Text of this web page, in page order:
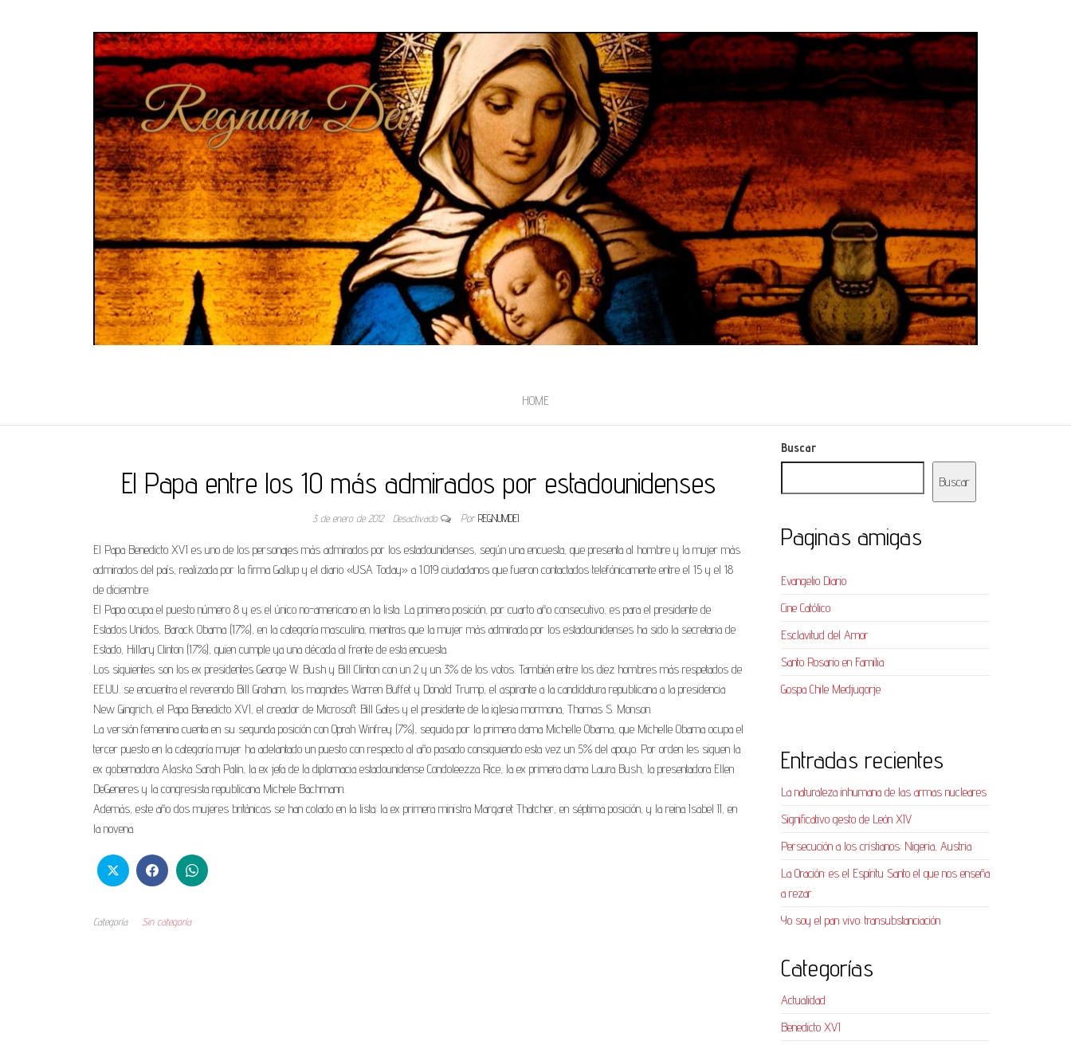
HOME
El Papa entre los 10 más admirados por estadounidenses
3 de enero de 2012 Desactivado Por REGNUMDEI
El Papa Benedicto XVI es uno de los personajes más admirados por los estadounidenses, según una encuesta, que presenta al hombre y la mujer más
admirados del país, realizada por la firma Gallup y el diario «USA Today» a 1.019 ciudadanos que fueron contactados telefónicamente entre el 15 y el 18
de diciembre.
El Papa ocupa el puesto número 8 y es el único no-americano en la lista. La primera posición, por cuarto año consecutivo, es para el presidente de
Estados Unidos, Barack Obama (17%), en la categoría masculina, mientras que la mujer más admirada por los estadounidenses ha sido la secretaria de
Estado, Hillary Clinton (17%), quien cumple ya una década al frente de esta encuesta.
Los siguientes son los ex presidentes George W. Bush y Bill Clinton con un 2 y un 3% de los votos. También entre los diez hombres más respetados de
EE.UU. se encuentra el reverendo Bill Graham, los magnates Warren Buffet y Donald Trump, el aspirante a la candidatura republicana a la presidencia
New Gingrich, el Papa Benedicto XVI, el creador de Microsoft Bill Gates y el presidente de la iglesia mormona, Thomas S. Monson.
La versión femenina cuenta en su segunda posición con Oprah Winfrey (7%), seguida por la primera dama Michelle Obama, que Michelle Obama ocupa el
tercer puesto en la categoría mujer ha adelantado un puesto con respecto al año pasado consiguiendo esta vez un 5% del apoyo. Por orden les siguen la
ex gobernadora Alaska Sarah Palin, la ex jefa de la diplomacia estadounidense Condoleezza Rice, la ex primera dama Laura Bush, la presentadora Ellen
DeGeneres y la congresista republicana Michele Bachmann.
Además, este año dos mujeres británicas se han colado en la lista: la ex primera ministra Margaret Thatcher, en séptima posición, y la reina Isabel II, en
la novena.
Categoría Sin categoría
Buscar
Buscar
Paginas amigas
Evangelio Diario
Cine Católico
Esclavitud del Amor
Santo Rosario en Familia
Gospa Chile Medjugorje
Entradas recientes
La naturaleza inhumana de las armas nucleares
Significativo gesto de León XIV
Persecución a los cristianos: Nigeria, Austria
La Oración: es el Espíritu Santo el que nos enseña
a rezar.
Yo soy el pan vivo: transubstanciación
Categorías
Actualidad
Benedicto XVI